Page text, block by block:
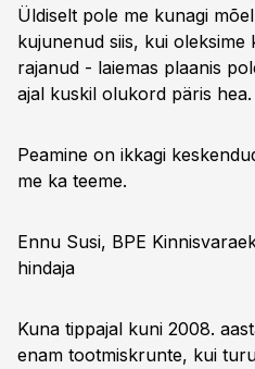
Üldiselt pole me kunagi
kujunenud siis, kui oleksime
rajanud - laiemas plaanis
ajal kuskil olukord päris hea.
Peamine on ikkagi
me ka teeme.
Ennu Susi, BPE
hindaja
Kuna tippajal kuni 2008.
enam tootmiskrunte, kui